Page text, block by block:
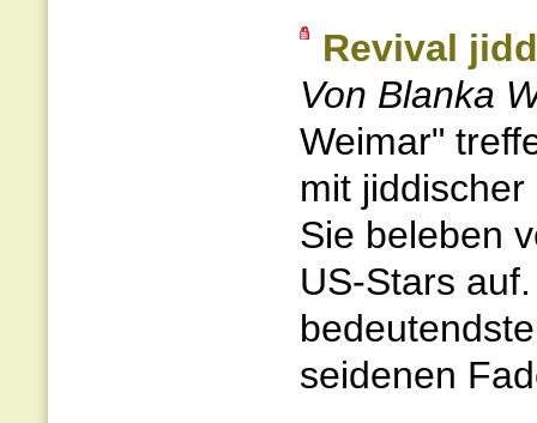
Revival
Von Blanka
Weimar"
mit
Sie beleben
US-Stars
seidenen